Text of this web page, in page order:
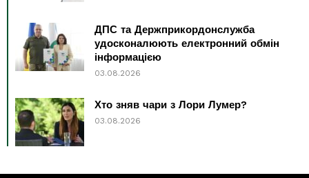
ДПС та Держприкордонслужба
удосконалюють електронний обмін
інформацією
03.08.2026
Хто зняв чари з Лори Лумер?
03.08.2026